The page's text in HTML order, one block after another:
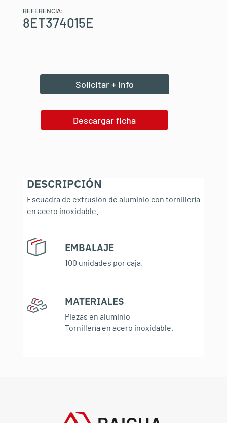
REFERENCIA:
8ET374015E
Solicitar + info
Descargar ficha
DESCRIPCIÓN
Escuadra de extrusión de aluminio con tornillería
en acero inoxidable.
EMBALAJE:
100 unidades por caja.
MATERIALES
Piezas en aluminio
Tornillería en acero inoxidable.